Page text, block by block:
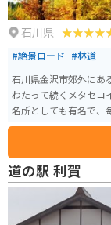
石川県
#絶景ロード #林道
石川県金沢市郊外にあ
わたって続くメタセコ
名所としても有名で、
タセコイアの木が色づ
道の駅 利賀